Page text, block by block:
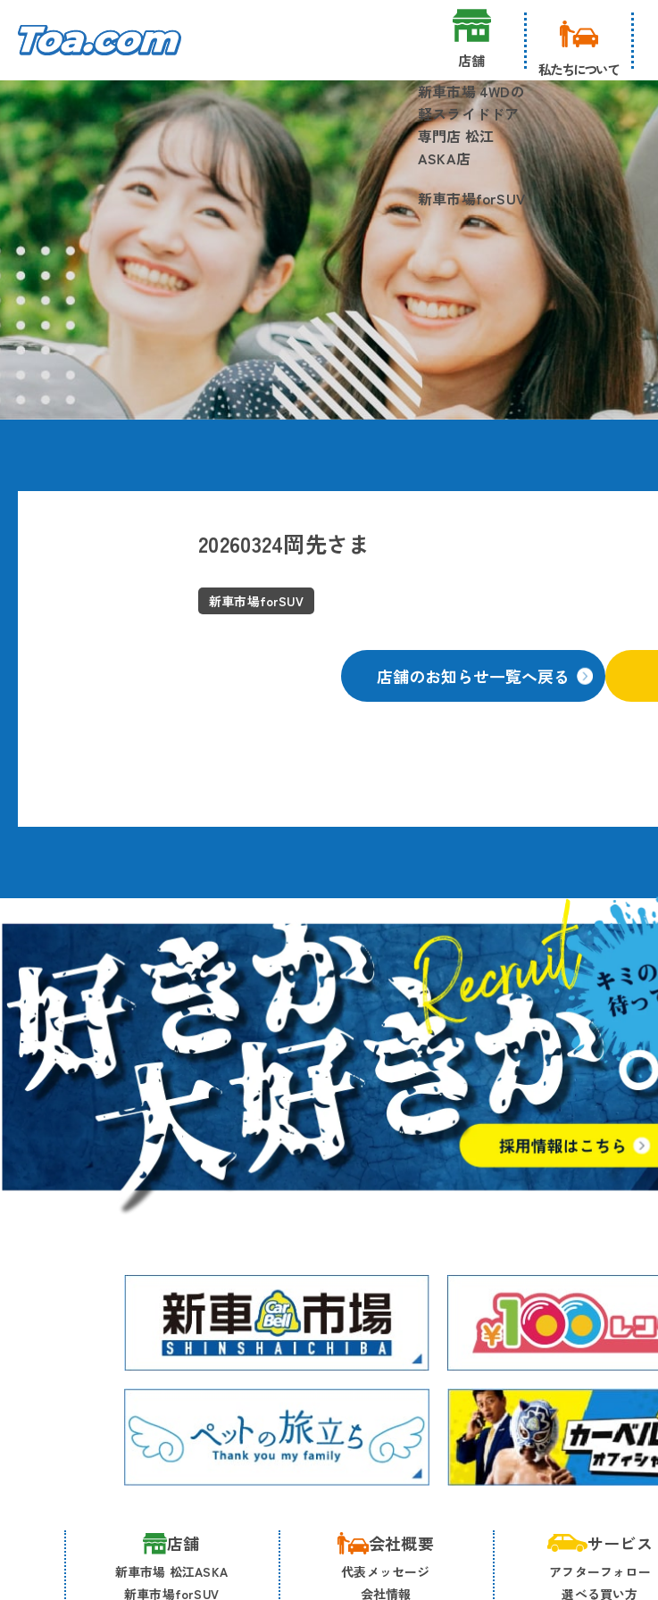
店舗
新車市場 4WDの
軽スライドドア
専門店 松江
ASKA店
新車市場forSUV
私たちについて
20260324岡先さま
新車市場forSUV
店舗のお知らせ一覧へ戻る
店舗
新車市場 松江ASKA
新車市場forSUV
会社概要
代表メッセージ
会社情報
サービス
アフターフォロー
選べる買い方